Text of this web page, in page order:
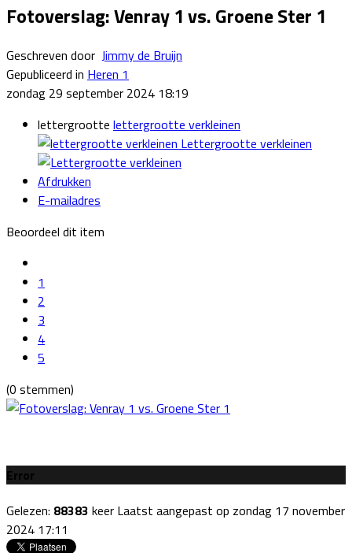
Fotoverslag: Venray 1 vs. Groene Ster 1
Geschreven door Jimmy de Bruijn
Gepubliceerd in Heren 1
zondag 29 september 2024 18:19
lettergrootte lettergrootte verkleinen
Lettergrootte verkleinen
Afdrukken
E-mailadres
Beoordeel dit item
1
2
3
4
5
(0 stemmen)
Error
Gelezen: 88383 keer Laatst aangepast op zondag 17 november
2024 17:11